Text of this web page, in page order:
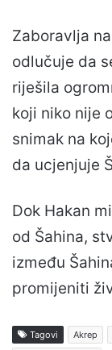
Zaboravlja
odlučuje da
riješila
koji niko nije
snimak na
da ucjenjuje
Dok Hakan
od Šahina,
između
promijeniti
Tagovi Akrep